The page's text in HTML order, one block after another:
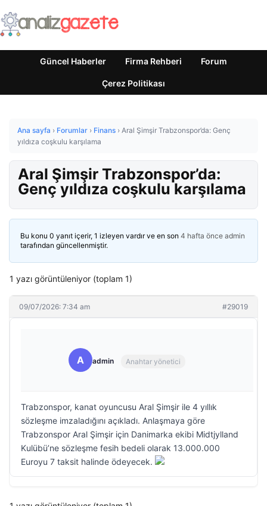
Güncel Haberler Firma Rehberi Forum
Çerez Politikası
Ana sayfa › Forumlar › Finans › Aral Şimşir Trabzonspor’da: Genç
yıldıza coşkulu karşılama
Aral Şimşir Trabzonspor’da:
Genç yıldıza coşkulu karşılama
Bu konu 0 yanıt içerir, 1 izleyen vardır ve en son 4 hafta önce admin
tarafından güncellenmiştir.
1 yazı görüntüleniyor (toplam 1)
09/07/2026: 7:34 am #29019
A admin Anahtar yönetici
Trabzonspor, kanat oyuncusu Aral Şimşir ile 4 yıllık
sözleşme imzaladığını açıkladı. Anlaşmaya göre
Trabzonspor Aral Şimşir için Danimarka ekibi Midtjylland
Kulübü’ne sözleşme fesih bedeli olarak 13.000.000
Euroyu 7 taksit halinde ödeyecek.